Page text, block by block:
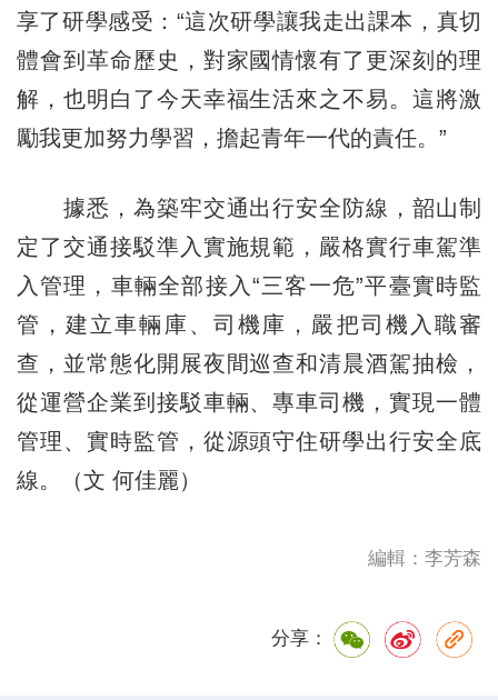
享了研學感受：“這次研學讓我走出課本，真切
體會到革命歷史，對家國情懷有了更深刻的理
解，也明白了今天幸福生活來之不易。這將激
勵我更加努力學習，擔起青年一代的責任。”
據悉，為築牢交通出行安全防線，韶山制
定了交通接駁準入實施規範，嚴格實行車駕準
入管理，車輛全部接入“三客一危”平臺實時監
管，建立車輛庫、司機庫，嚴把司機入職審
查，並常態化開展夜間巡查和清晨酒駕抽檢，
從運營企業到接駁車輛、專車司機，實現一體
管理、實時監管，從源頭守住研學出行安全底
線。（文 何佳麗）
編輯：李芳森
分享：